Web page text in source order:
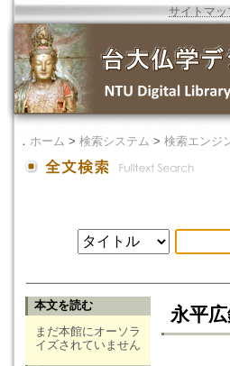
サイトマッ
． ホーム > 検索システム > 検索エンジ
本文を読む
まだ本館にオーソラ
イズされていません
永平